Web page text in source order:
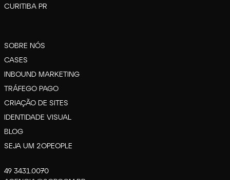
CURITIBA PR
SOBRE NÓS
CASES
INBOUND MARKETING
TRÁFEGO PAGO
CRIAÇÃO DE SITES
IDENTIDADE VISUAL
BLOG
SEJA UM 2OPEOPLE
49 3431.0070